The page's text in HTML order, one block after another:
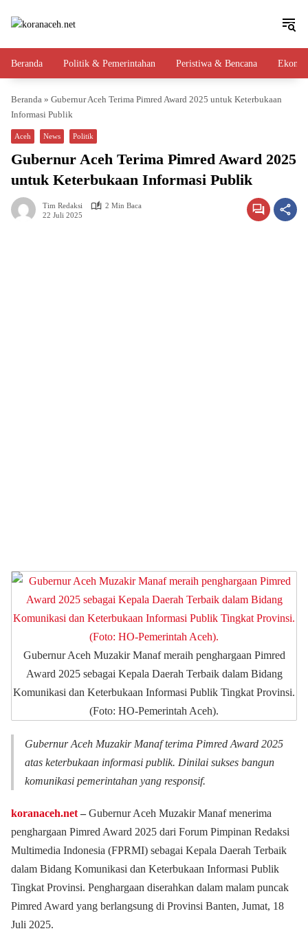
Beranda Politik & Pemerintahan Peristiwa & Bencana
Beranda » Gubernur Aceh Terima Pimred Award 2025 untuk Keterbukaan
Informasi Publik
Aceh News Politik
Gubernur Aceh Terima Pimred Award 2025
untuk Keterbukaan Informasi Publik
Tim Redaksi
2 Min Baca
22 Juli 2025
Gubernur Aceh Muzakir Manaf meraih penghargaan Pimred
Award 2025 sebagai Kepala Daerah Terbaik dalam Bidang
Komunikasi dan Keterbukaan Informasi Publik Tingkat Provinsi.
(Foto: HO-Pemerintah Aceh).
Gubernur Aceh Muzakir Manaf terima Pimred Award 2025
atas keterbukaan informasi publik. Dinilai sukses bangun
komunikasi pemerintahan yang responsif.
koranaceh.net – Gubernur Aceh Muzakir Manaf menerima
penghargaan Pimred Award 2025 dari Forum Pimpinan Redaksi
Multimedia Indonesia (FPRMI) sebagai Kepala Daerah Terbaik
dalam Bidang Komunikasi dan Keterbukaan Informasi Publik
Tingkat Provinsi. Penghargaan diserahkan dalam malam puncak
Pimred Award yang berlangsung di Provinsi Banten, Jumat, 18
Juli 2025.